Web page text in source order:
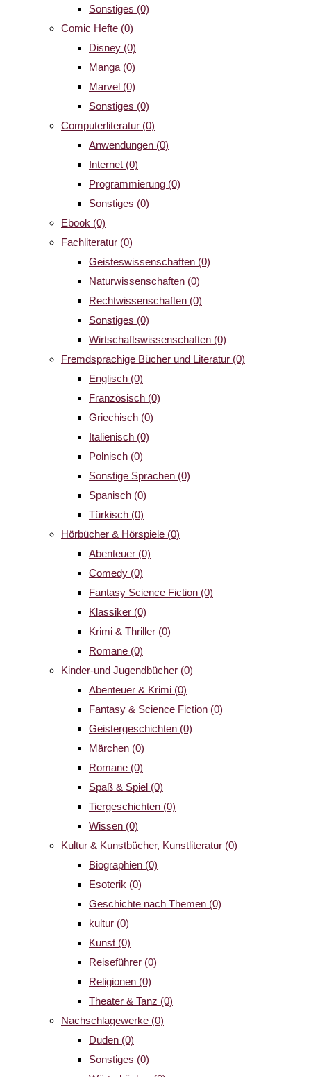
Sonstiges (0)
Comic Hefte (0)
Disney (0)
Manga (0)
Marvel (0)
Sonstiges (0)
Computerliteratur (0)
Anwendungen (0)
Internet (0)
Programmierung (0)
Sonstiges (0)
Ebook (0)
Fachliteratur (0)
Geisteswissenschaften (0)
Naturwissenschaften (0)
Rechtwissenschaften (0)
Sonstiges (0)
Wirtschaftswissenschaften (0)
Fremdsprachige Bücher und Literatur (0)
Englisch (0)
Französisch (0)
Griechisch (0)
Italienisch (0)
Polnisch (0)
Sonstige Sprachen (0)
Spanisch (0)
Türkisch (0)
Hörbücher & Hörspiele (0)
Abenteuer (0)
Comedy (0)
Fantasy Science Fiction (0)
Klassiker (0)
Krimi & Thriller (0)
Romane (0)
Kinder-und Jugendbücher (0)
Abenteuer & Krimi (0)
Fantasy & Science Fiction (0)
Geistergeschichten (0)
Märchen (0)
Romane (0)
Spaß & Spiel (0)
Tiergeschichten (0)
Wissen (0)
Kultur & Kunstbücher, Kunstliteratur (0)
Biographien (0)
Esoterik (0)
Geschichte nach Themen (0)
kultur (0)
Kunst (0)
Reiseführer (0)
Religionen (0)
Theater & Tanz (0)
Nachschlagewerke (0)
Duden (0)
Sonstiges (0)